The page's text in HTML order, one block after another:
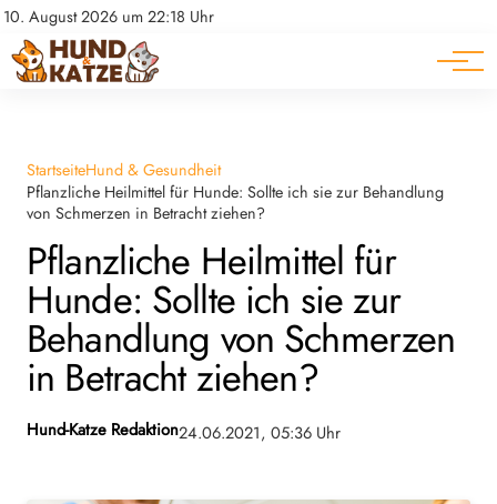
10. August 2026 um 22:18 Uhr
Datenschutz
Impressum
Pferde
Ratgeber
StartseiteHund & Gesundheit
Pflanzliche Heilmittel für Hunde: Sollte ich sie zur Behandlung
von Schmerzen in Betracht ziehen?
Pflanzliche Heilmittel für
Hunde: Sollte ich sie zur
Behandlung von Schmerzen
in Betracht ziehen?
Hund-Katze Redaktion24.06.2021, 05:36 Uhr